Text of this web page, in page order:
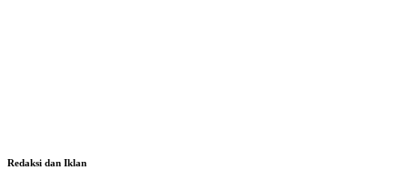
Redaksi dan Iklan